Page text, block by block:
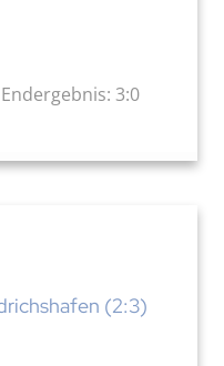
3:0
(2:3)